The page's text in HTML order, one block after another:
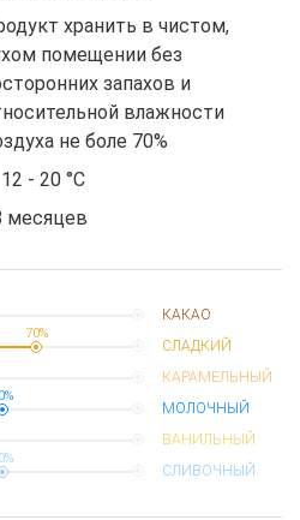
хранить в чистом,
помещении без
запахов и
влажности
не боле 70%
12 - 20 °C
месяцев
КАКАО
70%
СЛАДКИЙ
КАРАМЕЛЬНЫЙ
МОЛОЧНЫЙ
ВАНИЛЬНЫЙ
СЛИВОЧНЫЙ